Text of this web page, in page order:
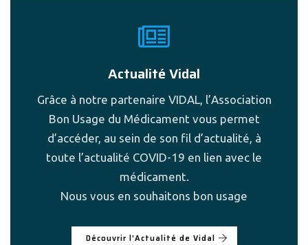
Actualité Vidal
Grâce à notre partenaire VIDAL, l’Association
Bon Usage du Médicament vous permet
d’accéder, au sein de son fil d’actualité, à
toute l’actualité COVID-19 en lien avec le
médicament.
Nous vous en souhaitons bon usage
Découvrir l'Actualité de Vidal